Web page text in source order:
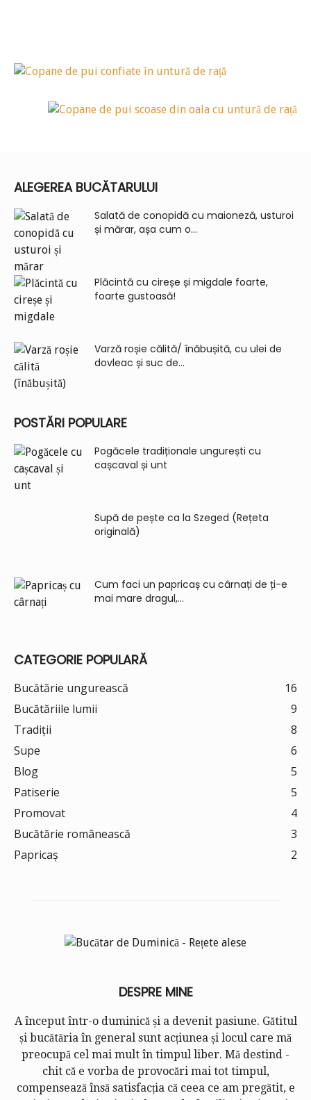
ALEGEREA BUCĂTARULUI
Salată de conopidă cu maioneză, usturoi
și mărar, așa cum o...
Plăcintă cu cireșe și migdale foarte,
foarte gustoasă!
Varză roșie călită/ înăbușită, cu ulei de
dovleac și suc de...
POSTĂRI POPULARE
Pogăcele tradiționale ungurești cu
cașcaval și unt
Supă de pește ca la Szeged (Rețeta
originală)
Cum faci un papricaș cu cârnați de ți-e
mai mare dragul,...
CATEGORIE POPULARĂ
Bucătărie ungurească
16
Bucătăriile lumii
9
Tradiții
8
Supe
6
Blog
5
Patiserie
5
Promovat
4
Bucătărie românească
3
Papricaș
2
DESPRE MINE
A început într-o duminică și a devenit pasiune. Gătitul
și bucătăria în general sunt acțiunea și locul care mă
preocupă cel mai mult în timpul liber. Mă destind -
chit că e vorba de provocări mai tot timpul,
compensează însă satisfacția că ceea ce am pregătit, e